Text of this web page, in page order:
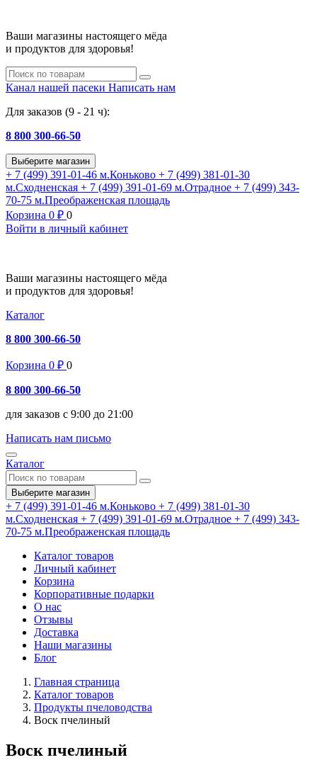
Ваши магазины настоящего мёда
и продуктов для здоровья!
Канал нашей пасеки Написать нам
Для заказов (9 - 21 ч):
8 800 300-66-50
Выберите магазин
+ 7 (499) 391-01-46 м.Коньково + 7 (499) 381-01-30
м.Сходненская + 7 (499) 391-01-69 м.Отрадное + 7 (499) 343-
70-75 м.Преображенская площадь
Корзина 0 ₽ 0
Войти в личный кабинет
Ваши магазины настоящего мёда
и продуктов для здоровья!
Каталог
8 800 300-66-50
Корзина 0 ₽ 0
8 800 300-66-50
для заказов с 9:00 до 21:00
Написать нам письмо
Каталог
Выберите магазин
+ 7 (499) 391-01-46 м.Коньково + 7 (499) 381-01-30
м.Сходненская + 7 (499) 391-01-69 м.Отрадное + 7 (499) 343-
70-75 м.Преображенская площадь
Каталог товаров
Личный кабинет
Корзина
Корпоративные подарки
О нас
Отзывы
Доставка
Наши магазины
Блог
Главная страница
Каталог товаров
Продукты пчеловодства
Воск пчелиный
Воск пчелиный